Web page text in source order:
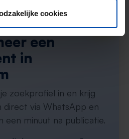
cookies
Tip!
een
in
zoekprofiel in en krijg
direct via WhatsApp en
een minuut na publicatie.